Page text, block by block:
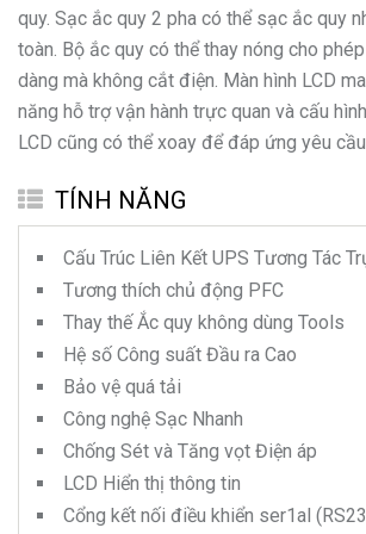
quy. Sạc ắc quy 2 pha có thể sạc ắc quy
toàn. Bộ ắc quy có thể thay nóng cho
dàng mà không cắt điện. Màn hình LCD
năng hỗ trợ vận hành trực quan và cấu
LCD cũng có thể xoay để đáp ứng yêu
TÍNH NĂNG
Cấu Trúc Liên Kết UPS Tương Tác
Tương thích chủ động PFC
Thay thế Ắc quy không dùng Tools
Hệ số Công suất Đầu ra Cao
Bảo vệ quá tải
Công nghệ Sạc Nhanh
Chống Sét và Tăng vọt Điện áp
LCD Hiển thị thông tin
Cổng kết nối điều khiển ser1al